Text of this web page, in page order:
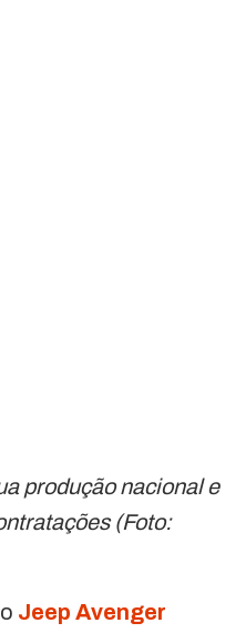
produção nacional e
(Foto:
Jeep Avenger